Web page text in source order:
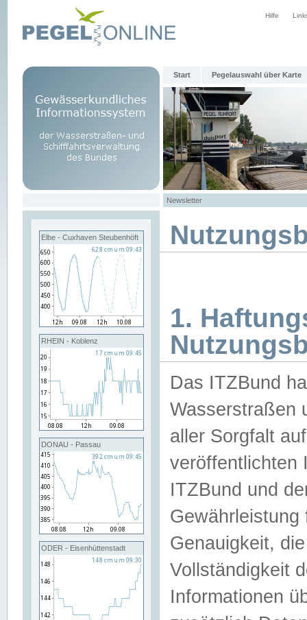
Hilfe
Start Pegelauswahl über Karte
Newsletter
Elbe - Cuxhaven Steubenhöft
RHEIN - Koblenz
DONAU - Passau
ODER - Eisenhüttenstadt
1.
Das ITZBund
Wasserstraßen
aller Sorgfalt
veröffentlichten
ITZBund und
Genauigkeit,
Vollständigkeit
Informationen